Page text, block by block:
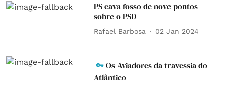
PS cava fosso de nove pontos
sobre o PSD
Rafael Barbosa 02 Jan 2024
Os Aviadores da travessia do
Atlântico